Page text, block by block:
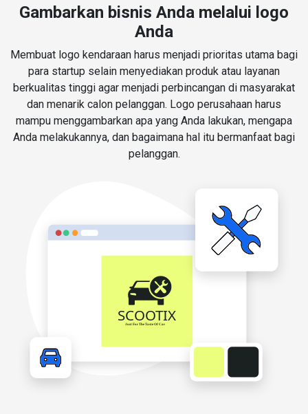
Gambarkan bisnis Anda melalui logo
Anda
Membuat logo kendaraan harus menjadi prioritas utama bagi
para startup selain menyediakan produk atau layanan
berkualitas tinggi agar menjadi perbincangan di masyarakat
dan menarik calon pelanggan. Logo perusahaan harus
mampu menggambarkan apa yang Anda lakukan, mengapa
Anda melakukannya, dan bagaimana hal itu bermanfaat bagi
pelanggan.